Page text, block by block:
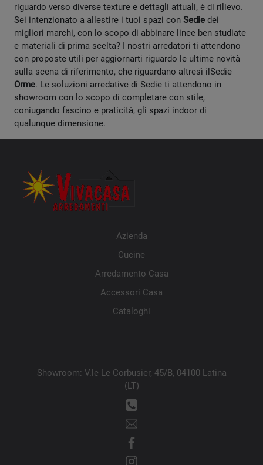
riguardo verso diverse texture e dettagli attuali, è di rilievo.
Sei intenzionato a allestire i tuoi spazi con Sedie dei
migliori marchi, con lo scopo di abbinare linee ben studiate
e materiali di prima scelta? I nostri arredatori ti attendono
con proposte utili per aggiornarti riguardo le ultime novità
sulla scena di riferimento, che riguardano altresì ilSedie
Orme. Le soluzioni arredative di Sedie ti attendono in
showroom con lo scopo di completare con stile,
coniugando fascino e praticità, gli spazi indoor di
qualunque dimensione.
Azienda
Cucine
Arredamento Casa
Accessori Casa
Cataloghi
Showroom: V.le Le Corbusier, 45/B, 04100 Latina
(LT)